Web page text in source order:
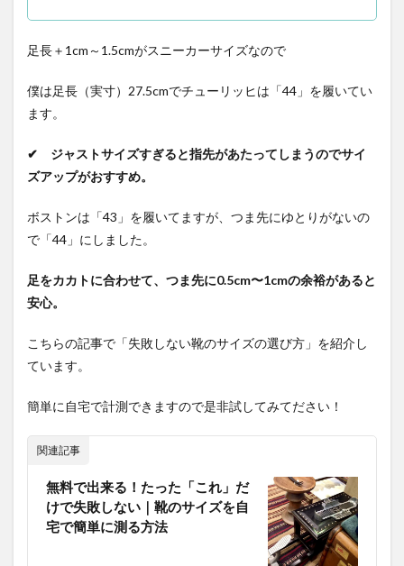
足長＋1cm～1.5cmがスニーカーサイズなので
僕は足長（実寸）27.5cmでチューリッヒは「44」を履いてい
ます。
✔ ジャストサイズすぎると指先があたってしまうのでサイ
ズアップがおすすめ。
ボストンは「43」を履いてますが、つま先にゆとりがないの
で「44」にしました。
足をカカトに合わせて、つま先に0.5cm〜1cmの余裕があると
安心。
こちらの記事で「失敗しない靴のサイズの選び方」を紹介し
ています。
簡単に自宅で計測できますので是非試してみてださい！
関連記事
無料で出来る！たった「これ」だ
けで失敗しない｜靴のサイズを自
宅で簡単に測る方法